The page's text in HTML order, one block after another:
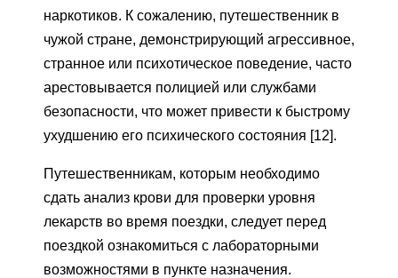
наркотиков. К сожалению, путешественник в
чужой стране, демонстрирующий агрессивное,
странное или психотическое поведение, часто
арестовывается полицией или службами
безопасности, что может привести к быстрому
ухудшению его психического состояния [12].
Путешественникам, которым необходимо
сдать анализ крови для проверки уровня
лекарств во время поездки, следует перед
поездкой ознакомиться с лабораторными
возможностями в пункте назначения.